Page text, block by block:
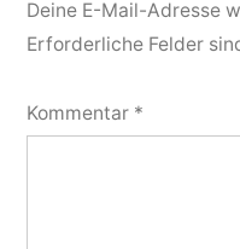
Deine E-Mail-Adresse
Erforderliche Felder
Kommentar *